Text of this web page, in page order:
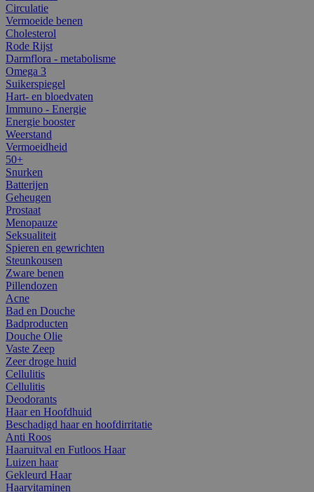
Circulatie
Vermoeide benen
Cholesterol
Rode Rijst
Darmflora - metabolisme
Omega 3
Suikerspiegel
Hart- en bloedvaten
Immuno - Energie
Energie booster
Weerstand
Vermoeidheid
50+
Snurken
Batterijen
Geheugen
Prostaat
Menopauze
Seksualiteit
Spieren en gewrichten
Steunkousen
Zware benen
Pillendozen
Acne
Bad en Douche
Badproducten
Douche Olie
Vaste Zeep
Zeer droge huid
Cellulitis
Cellulitis
Deodorants
Haar en Hoofdhuid
Beschadigd haar en hoofdirritatie
Anti Roos
Haaruitval en Futloos Haar
Luizen haar
Gekleurd Haar
Haarvitaminen